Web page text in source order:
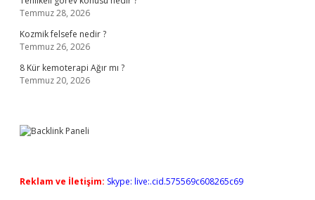
Temmuz 28, 2026
Kozmik felsefe nedir ?
Temmuz 26, 2026
8 Kür kemoterapi Ağır mı ?
Temmuz 20, 2026
Reklam ve İletişim: Skype: live:.cid.575569c608265c69